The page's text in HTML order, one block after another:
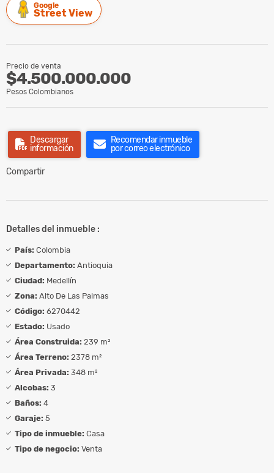
Google
Street View
Precio de venta
$4.500.000.000
Pesos Colombianos
Descargar
información
Recomendar inmueble
por correo electrónico
Compartir
Detalles del inmueble :
País: Colombia
Departamento: Antioquia
Ciudad: Medellín
Zona: Alto De Las Palmas
Código: 6270442
Estado: Usado
Área Construida: 239 m²
Área Terreno: 2378 m²
Área Privada: 348 m²
Alcobas: 3
Baños: 4
Garaje: 5
Tipo de inmueble: Casa
Tipo de negocio: Venta